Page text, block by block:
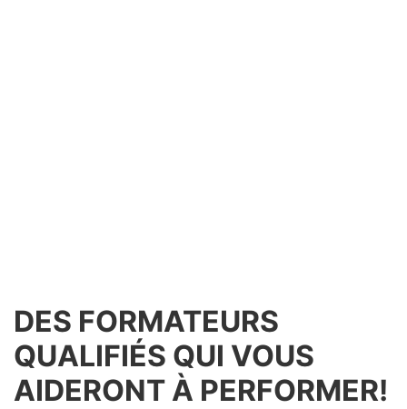
DES FORMATEURS
QUALIFIÉS QUI VOUS
AIDERONT À PERFORMER!